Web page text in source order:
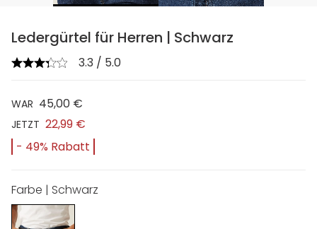
Ledergürtel für Herren | Schwarz
3.3 / 5.0
WAR 45,00 €
JETZT 22,99 €
- 49% Rabatt
Farbe | Schwarz